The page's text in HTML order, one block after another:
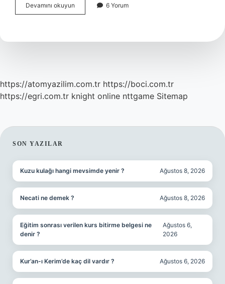
Devamını okuyun
Nedir
6 Yorum
https://atomyazilim.com.tr https://boci.com.tr
https://egri.com.tr knight online nttgame Sitemap
SIDEBAR
SON YAZILAR
Kuzu kulağı hangi mevsimde yenir ? Ağustos 8, 2026
Necati ne demek ? Ağustos 8, 2026
Eğitim sonrası verilen kurs bitirme belgesi ne
denir ?
Ağustos 6,
2026
Kur’an-ı Kerim’de kaç dil vardır ? Ağustos 6, 2026